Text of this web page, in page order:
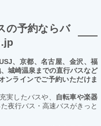
の予約ならバ
、京都、名古屋、金沢、福
城崎温泉までの直行バスなど
ンラインでご予約いただけま
実したバスや、
自転車や楽器
夜行バス・高速バスがきっと